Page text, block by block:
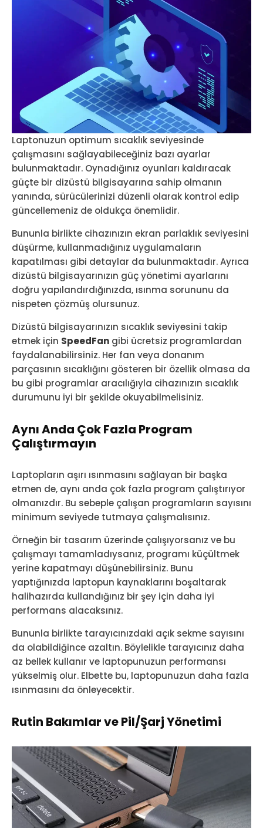
Laptonuzun optimum sıcaklık seviyesinde
çalışmasını sağlayabileceğiniz bazı ayarlar
bulunmaktadır. Oynadığınız oyunları kaldıracak
güçte bir dizüstü bilgisayarına sahip olmanın
yanında, sürücülerinizi düzenli olarak kontrol edip
güncellemeniz de oldukça önemlidir.
Bununla birlikte cihazınızın ekran parlaklık seviyesini
düşürme, kullanmadığınız uygulamaların
kapatılması gibi detaylar da bulunmaktadır. Ayrıca
dizüstü bilgisayarınızın güç yönetimi ayarlarını
doğru yapılandırdığınızda, ısınma sorununu da
nispeten çözmüş olursunuz.
Dizüstü bilgisayarınızın sıcaklık seviyesini takip
etmek için SpeedFan gibi ücretsiz programlardan
faydalanabilirsiniz. Her fan veya donanım
parçasının sıcaklığını gösteren bir özellik olmasa da
bu gibi programlar aracılığıyla cihazınızın sıcaklık
durumunu iyi bir şekilde okuyabilmelisiniz.
Aynı Anda Çok Fazla Program
Çalıştırmayın
Laptopların aşırı ısınmasını sağlayan bir başka
etmen de, aynı anda çok fazla program çalıştırıyor
olmanızdır. Bu sebeple çalışan programların sayısını
minimum seviyede tutmaya çalışmalısınız.
Örneğin bir tasarım üzerinde çalışıyorsanız ve bu
çalışmayı tamamladıysanız, programı küçültmek
yerine kapatmayı düşünebilirsiniz. Bunu
yaptığınızda laptopun kaynaklarını boşaltarak
halihazırda kullandığınız bir şey için daha iyi
performans alacaksınız.
Bununla birlikte tarayıcınızdaki açık sekme sayısını
da olabildiğince azaltın. Böylelikle tarayıcınız daha
az bellek kullanır ve laptopunuzun performansı
yükselmiş olur. Elbette bu, laptopunuzun daha fazla
ısınmasını da önleyecektir.
Rutin Bakımlar ve Pil/Şarj Yönetimi